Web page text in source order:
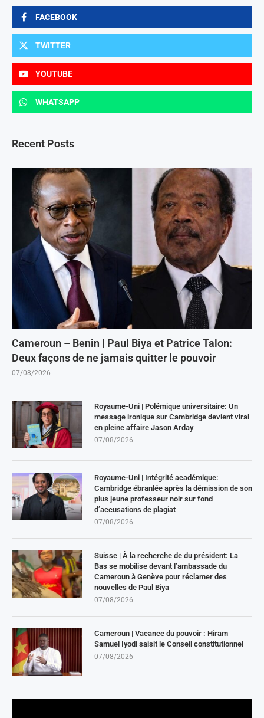
FACEBOOK
TWITTER
YOUTUBE
WHATSAPP
Recent Posts
Cameroun – Benin | Paul Biya et Patrice Talon:
Deux façons de ne jamais quitter le pouvoir
07/08/2026
Royaume-Uni | Polémique universitaire: Un
message ironique sur Cambridge devient viral
en pleine affaire Jason Arday
07/08/2026
Royaume-Uni | Intégrité académique:
Cambridge ébranlée après la démission de son
plus jeune professeur noir sur fond
d’accusations de plagiat
07/08/2026
Suisse | À la recherche de du président: La
Bas se mobilise devant l’ambassade du
Cameroun à Genève pour réclamer des
nouvelles de Paul Biya
07/08/2026
Cameroun | Vacance du pouvoir : Hiram
Samuel Iyodi saisit le Conseil constitutionnel
07/08/2026